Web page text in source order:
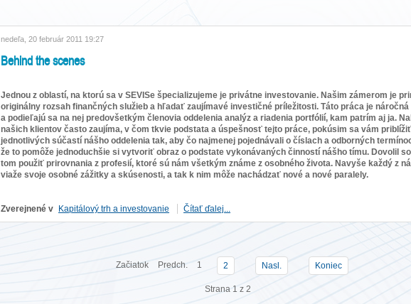
nedeľa, 20 február 2011 19:27
Behind the scenes
Jednou z oblastí, na ktorú sa v SEVISe špecializujeme je privátne investovanie. Našim zámerom je
originálny rozsah finančných služieb a hľadať zaujímavé investičné príležitosti. Táto práca je náročná
a podieľajú sa na nej predovšetkým členovia oddelenia analýz a riadenia portfólií, kam patrím aj ja.
našich klientov často zaujíma, v čom tkvie podstata a úspešnosť tejto práce, pokúsim sa vám
jednotlivých súčastí nášho oddelenia tak, aby čo najmenej pojednávali o číslach a odborných
že to pomôže jednoduchšie si vytvoriť obraz o podstate vykonávaných činností nášho tímu. Dovolil
tom použiť prirovnania z profesií, ktoré sú nám všetkým známe z osobného života. Navyše každý z
viaže svoje osobné zážitky a skúsenosti, a tak k nim môže nachádzať nové a nové paralely.
Zverejnené v Kapitálový trh a investovanie Čítať ďalej...
Začiatok Predch. 1 2 Nasl. Koniec
Strana 1 z 2